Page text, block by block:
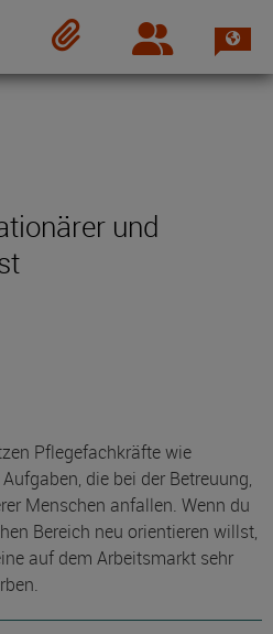
Login
und
Pflegefachkräfte wie
die bei der Betreuung,
Menschen anfallen. Wenn du
Bereich neu orientieren willst,
auf dem Arbeitsmarkt sehr